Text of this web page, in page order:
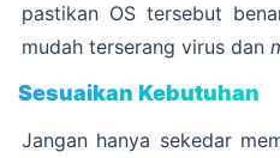
pastikan OS tersebut
mudah terserang virus dan
Sesuaikan Kebutuhan
Jangan hanya sekedar